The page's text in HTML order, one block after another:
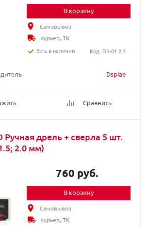
Dspiae
Сравнить
В корзину
Самовывоз
Курьер, ТК
Есть в наличии
Код: DB-01 2.3
Ручная дрель + сверла 5 шт.
2.0 мм)
760 руб.
В корзину
Самовывоз
Курьер, ТК